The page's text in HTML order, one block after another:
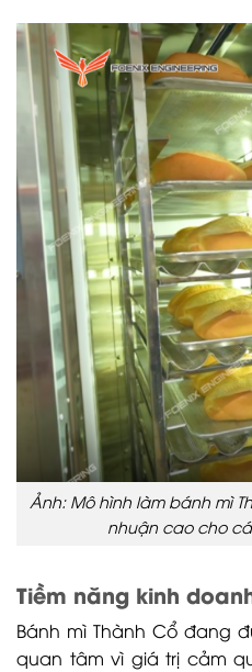
Ảnh: Mô hình làm bánh mì
nhuận cao cho
Tiềm năng kinh
Bánh mì Thành Cổ đang
quan tâm vì giá trị cảm